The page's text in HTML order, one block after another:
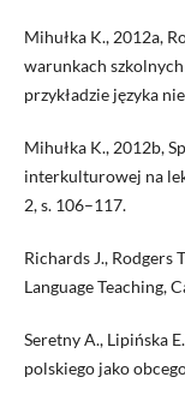
Mihułka K., 2012a,
warunkach
przykładzie języka
Mihułka K., 2012b,
interkulturowej na
2, s. 106–117.
Richards J., Rodgers
Language Teaching,
Seretny A., Lipińska
polskiego jako